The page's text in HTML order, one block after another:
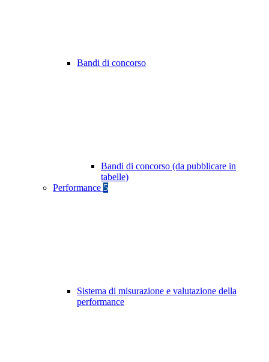
Bandi di concorso
Bandi di concorso (da pubblicare in
tabelle)
Performance 5
Sistema di misurazione e valutazione della
performance